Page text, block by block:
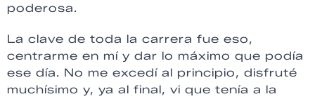
poderosa.
La clave de toda la carrera fue eso,
centrarme en mí y dar lo máximo que podía
ese día. No me excedí al principio, disfruté
muchísimo y, ya al final, vi que tenía a la